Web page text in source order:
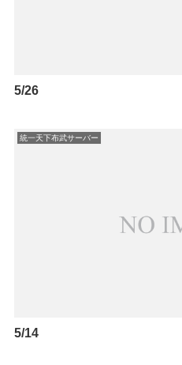
5/26
統一天下布武サーバー
5/14